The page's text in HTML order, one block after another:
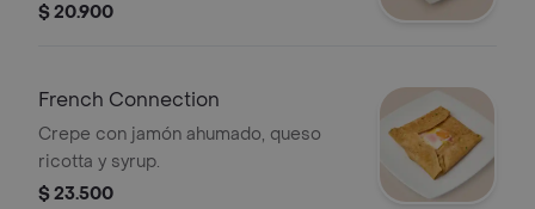
$ 20.900
French Connection
Crepe con jamón ahumado, queso
ricotta y syrup.
$ 23.500